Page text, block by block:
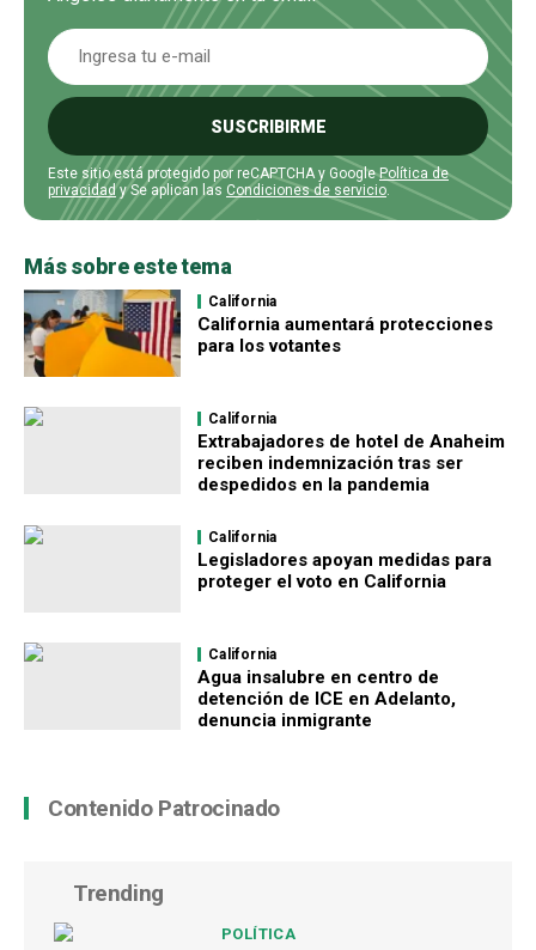
SUSCRIBIRME
Este sitio está protegido por reCAPTCHA y GooglePolítica de
privacidady Se aplican las Condiciones de servicio.
Más sobre este tema
California
California aumentará protecciones
para los votantes
California
Extrabajadores de hotel de Anaheim
reciben indemnización tras ser
despedidos en la pandemia
California
Legisladores apoyan medidas para
proteger el voto en California
California
Agua insalubre en centro de
detención de ICE en Adelanto,
denuncia inmigrante
Contenido Patrocinado
Trending
POLÍTICA